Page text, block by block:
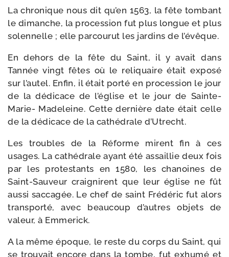
La chro­nique nous dit qu’en 1563, la fête tom­bant
le dimanche, la pro­ces­sion fut plus longue et plus
solen­nelle ; elle par­cou­rut les jar­dins de l’évêque.
En dehors de la fête du Saint, il y avait dans
Tannée vingt fêtes où le reli­quaire était expo­sé
sur l’autel. Enfin, il était por­té en pro­cession le jour
de la dédi­cace de l’église et le jour de Sainte-​
Marie- Madeleine. Cette der­nière date était celle
de la dédi­cace de la cathé­drale d’Utrecht.
Les troubles de la Réforme mirent fin à ces
usages. La cathé­drale ayant été assaillie deux fois
par les pro­tes­tants en 1580, les cha­noines de
Saint-​Sauveur crai­gnirent que leur église ne fût
aus­si sac­ca­gée. Le chef de saint Frédéric fut alors
trans­por­té, avec beau­coup d’autres objets de
valeur, à Emmerick.
A la même époque, le reste du corps du Saint, qui
se trou­vait encore dans la tombe, fut exhu­mé et